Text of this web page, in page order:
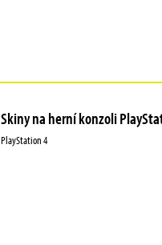
Skiny na herní konzoli
PlayStation 4